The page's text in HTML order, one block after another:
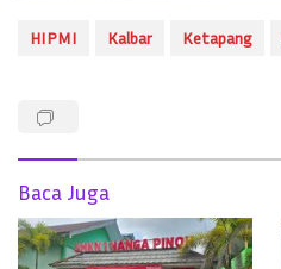
HIPMI Kalbar Ketapang
Baca Juga